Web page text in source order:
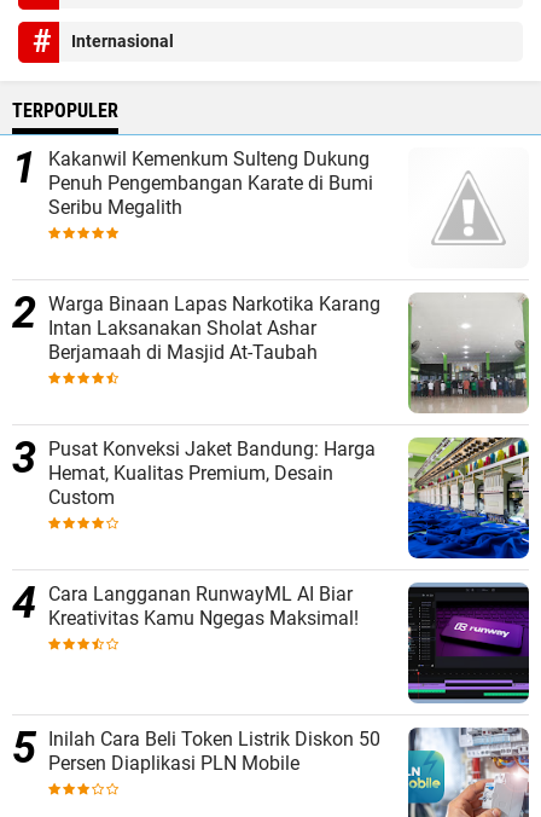
Internasional
TERPOPULER
Kakanwil Kemenkum Sulteng Dukung
Penuh Pengembangan Karate di Bumi
Seribu Megalith
Warga Binaan Lapas Narkotika Karang
Intan Laksanakan Sholat Ashar
Berjamaah di Masjid At-Taubah
Pusat Konveksi Jaket Bandung: Harga
Hemat, Kualitas Premium, Desain
Custom
Cara Langganan RunwayML AI Biar
Kreativitas Kamu Ngegas Maksimal!
Inilah Cara Beli Token Listrik Diskon 50
Persen Diaplikasi PLN Mobile